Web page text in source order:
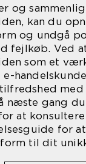
og
kan du
og undgå
fejlkøb. Ved
som et
med
næste gang
at
for
til dit